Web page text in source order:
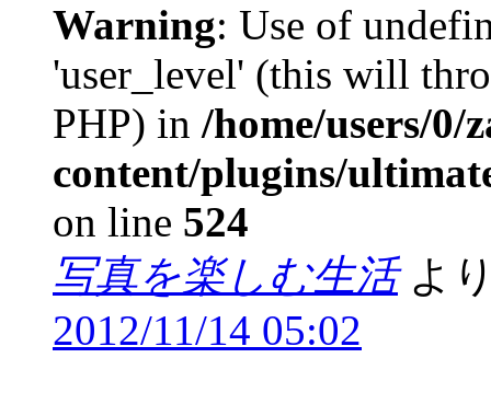
Warning: Use of
'user_level' (this will
PHP) in /home/users/0/
content/plugins/
on line 524
写真を楽しむ生活 よ
2012/11/14 05:02